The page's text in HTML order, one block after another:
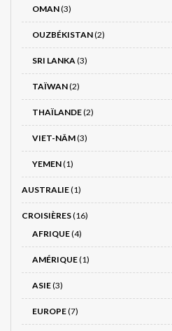
OMAN(3)
OUZBÉKISTAN(2)
SRI LANKA(3)
TAÏWAN(2)
THAÏLANDE(2)
VIET-NÂM(3)
YEMEN(1)
AUSTRALIE(1)
CROISIÈRES(16)
AFRIQUE(4)
AMÉRIQUE(1)
ASIE(3)
EUROPE(7)